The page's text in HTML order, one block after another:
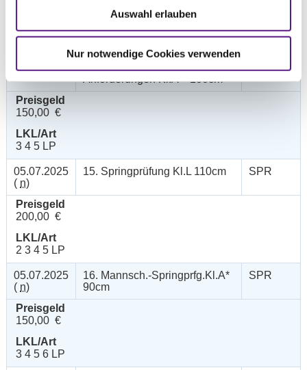
Auswahl erlauben
Nur notwendige Cookies verwenden
3 4 5 6 LP
05.07.2025
(n)
14. Amateur-
Springprfg.m.steigenden
Anforderungen Kl.A** 100cm
Preisgeld
150,00 €
LKL/Art
3 4 5 LP
05.07.2025
( n)
15. Springprüfung Kl.L 110cm SPR
Preisgeld
200,00 €
LKL/Art
2 3 4 5 LP
05.07.2025
( n)
16. Mannsch.-Springprfg.Kl.A*
90cm
SPR
Preisgeld
150,00 €
LKL/Art
3 4 5 6 LP